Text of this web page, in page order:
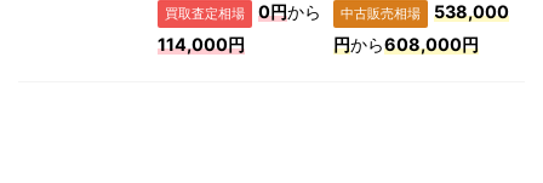
買取査定相場 0円から
114,000円
中古販売相場
538,000
円から608,000円